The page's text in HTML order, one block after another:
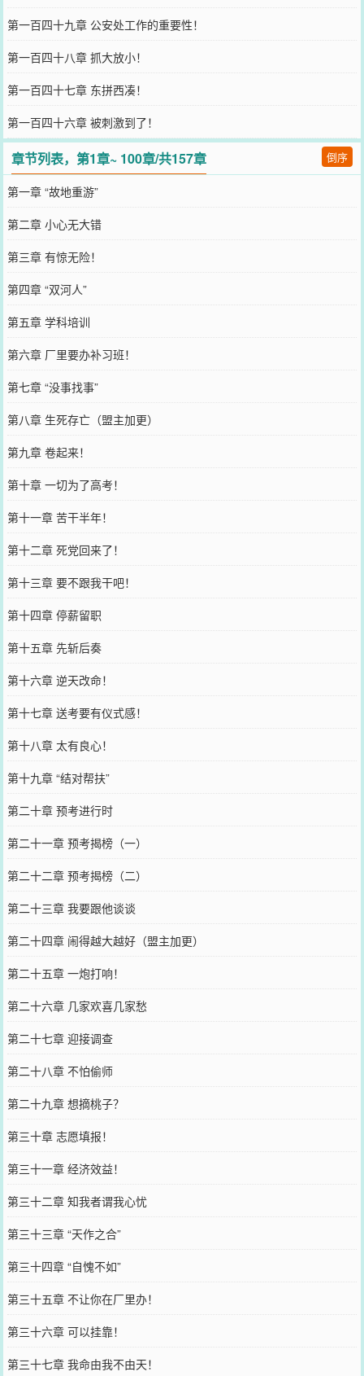
第一百四十九章 公安处工作的重要性！
第一百四十八章 抓大放小！
第一百四十七章 东拼西凑！
第一百四十六章 被刺激到了！
章节列表，第1章~ 100章/共157章 倒序
第一章 “故地重游”
第二章 小心无大错
第三章 有惊无险！
第四章 “双河人”
第五章 学科培训
第六章 厂里要办补习班！
第七章 “没事找事”
第八章 生死存亡（盟主加更）
第九章 卷起来！
第十章 一切为了高考！
第十一章 苦干半年！
第十二章 死党回来了！
第十三章 要不跟我干吧！
第十四章 停薪留职
第十五章 先斩后奏
第十六章 逆天改命！
第十七章 送考要有仪式感！
第十八章 太有良心！
第十九章 “结对帮扶”
第二十章 预考进行时
第二十一章 预考揭榜（一）
第二十二章 预考揭榜（二）
第二十三章 我要跟他谈谈
第二十四章 闹得越大越好（盟主加更）
第二十五章 一炮打响！
第二十六章 几家欢喜几家愁
第二十七章 迎接调查
第二十八章 不怕偷师
第二十九章 想摘桃子？
第三十章 志愿填报！
第三十一章 经济效益！
第三十二章 知我者谓我心忧
第三十三章 “天作之合”
第三十四章 “自愧不如”
第三十五章 不让你在厂里办！
第三十六章 可以挂靠！
第三十七章 我命由我不由天！